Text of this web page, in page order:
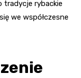
tradycje rybackie
we współczesne